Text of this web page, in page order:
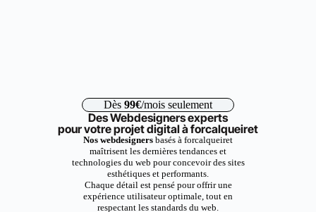
Dès 99€/mois seulement
Des Webdesigners experts
pour votre projet digital à forcalqueiret
Nos webdesigners basés à forcalqueiret
maîtrisent les dernières tendances et
technologies du web pour concevoir des sites
esthétiques et performants.
Chaque détail est pensé pour offrir une
expérience utilisateur optimale, tout en
respectant les standards du web.